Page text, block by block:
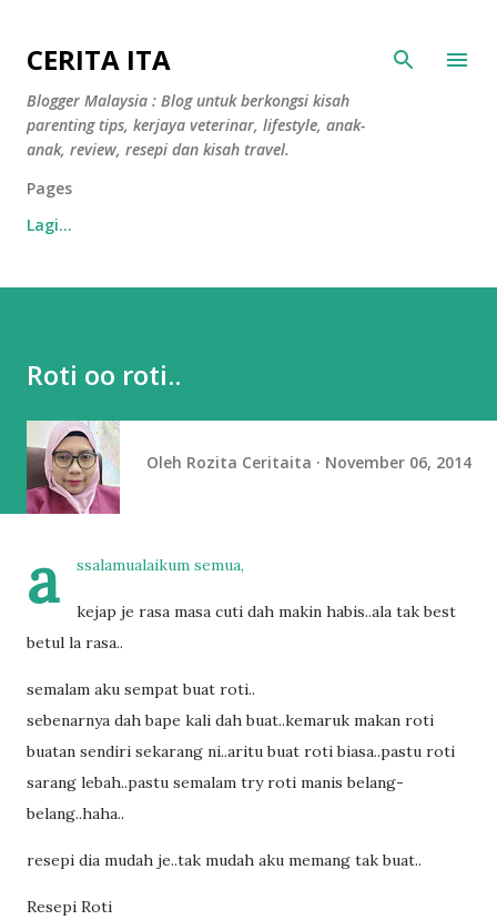
CERITA ITA
Blogger Malaysia : Blog untuk berkongsi kisah
parenting tips, kerjaya veterinar, lifestyle, anak-
anak, review, resepi dan kisah travel.
Pages
Lagi…
Roti oo roti..
Oleh Rozita Ceritaita November 06, 2014
a ssalamualaikum semua,
kejap je rasa masa cuti dah makin habis..ala tak best
betul la rasa..
semalam aku sempat buat roti..
sebenarnya dah bape kali dah buat..kemaruk makan roti
buatan sendiri sekarang ni..aritu buat roti biasa..pastu roti
sarang lebah..pastu semalam try roti manis belang-
belang..haha..
resepi dia mudah je..tak mudah aku memang tak buat..
Resepi Roti